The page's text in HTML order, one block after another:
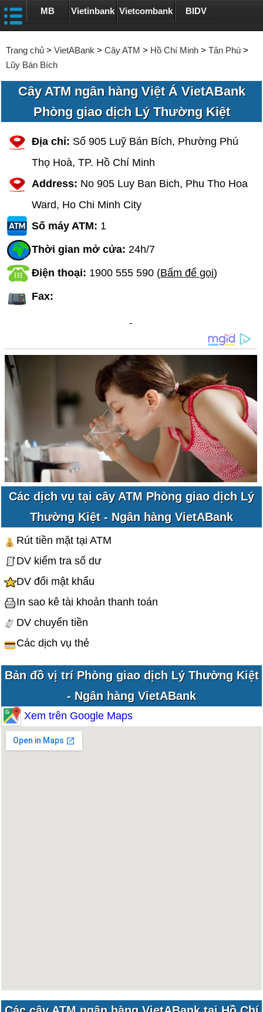
MB Vietinbank Vietcombank BIDV
Trang chủ > VietABank > Cây ATM > Hồ Chí Minh > Tân Phú >
Lũy Bán Bích
Cây ATM ngân hàng Việt Á VietABank
Phòng giao dịch Lý Thường Kiệt
Địa chỉ: Số 905 Luỹ Bán Bích, Phường Phú
Thọ Hoà, TP. Hồ Chí Minh
Address: No 905 Luy Ban Bich, Phu Tho Hoa
Ward, Ho Chi Minh City
Số máy ATM: 1
Thời gian mở cửa:24h/7
Điện thoại: 1900 555 590 (Bấm để gọi)
Fax:
Các dịch vụ tại cây ATM Phòng giao dịch Lý
Thường Kiệt - Ngân hàng VietABank
Rút tiền mặt tại ATM
DV kiểm tra số dư
DV đổi mật khẩu
In sao kê tài khoản thanh toán
DV chuyển tiền
Các dịch vụ thẻ
Bản đồ vị trí Phòng giao dịch Lý Thường Kiệt
- Ngân hàng VietABank
Xem trên Google Maps